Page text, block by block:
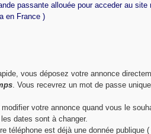
passante allouée pour acceder au
en France )
vous déposez votre annonce
. Vous recevrez un mot de passe
votre annonce quand vous le
dates sont à changer.
téléphone est déjà une donnée